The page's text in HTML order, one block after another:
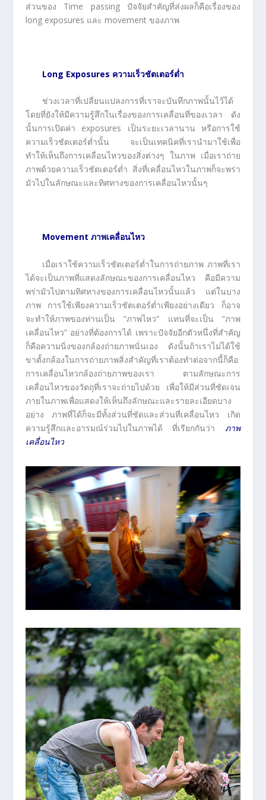
ส่วนของ Time passing ปัจจัยสำคัญที่ส่งผลก็คือเรื่องของ
long exposures และ movement ของภาพ
Long Exposures ความเร็วชัตเตอร์ต่ำ
ช่วงเวลาที่เปลี่ยนแปลงการที่เราจะบันทึกภาพนั้นไว้ได้
โดยที่ยังให้มีความรู้สึกในเรื่องของการเคลื่อนที่ของเวลา ดัง
นั้นการเปิดค่า exposures เป็นระยะเวลานาน หรือการใช้
ความเร็วชัตเตอร์ต่ำนั้น จะเป็นเทคนิคที่เรานำมาใช้เพื่อ
ทำให้เห็นถึงการเคลื่อนไหวของสิ่งต่างๆ ในภาพ เมื่อเราถ่าย
ภาพด้วยความเร็วชัตเตอร์ต่ำ สิ่งที่เคลื่อนไหวในภาพก็จะพร่า
มัวไปในลักษณะและทิศทางของการเคลื่อนไหวนั้นๆ
Movement ภาพเคลื่อนไหว
เมื่อเราใช้ความเร็วชัตเตอร์ต่ำในการถ่ายภาพ ภาพที่เรา
ได้จะเป็นภาพที่แสดงลักษณะของการเคลื่อนไหว คือมีความ
พร่ามัวไปตามทิศทางของการเคลื่อนไหวนั้นแล้ว แต่ในบาง
ภาพ การใช้เพียงความเร็วชัตเตอร์ต่ำเพียงอย่างเดียว ก็อาจ
จะทำให้ภาพของท่านเป็น “ภาพไหว” แทนที่จะเป็น “ภาพ
เคลื่อนไหว” อย่างที่ต้องการได้ เพราะปัจจัยอีกตัวหนึ่งที่สำคัญ
ก็คือความนิ่งของกล้องถ่ายภาพนั่นเอง ดังนั้นถ้าเราไม่ได้ใช้
ขาตั้งกล้องในการถ่ายภาพสิ่งสำคัญที่เราต้องทำต่อจากนี้ก็คือ
การเคลื่อนไหวกล้องถ่ายภาพของเรา ตามลักษณะการ
เคลื่อนไหวของวัตถุที่เราจะถ่ายไปด้วย เพื่อให้มีส่วนที่ชัดเจน
ภายในภาพเพื่อแสดงให้เห็นถึงลักษณะและรายละเอียดบาง
อย่าง ภาพที่ได้ก็จะมีทั้งส่วนที่ชัดและส่วนที่เคลื่อนไหว เกิด
ความรู้สึกและอารมณ์ร่วมไปในภาพได้ ที่เรียกกันว่า ภาพ
เคลื่อนไหว